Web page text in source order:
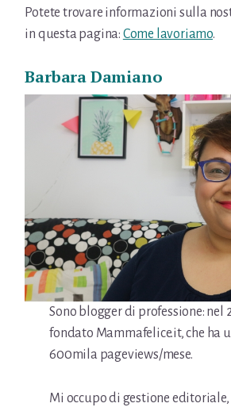
Potete trovare informazioni sulla
in questa pagina: Come lavoriamo.
Barbara Damiano
Sono blogger di professione: nel
fondato Mammafelice.it, che ha
600mila pageviews/mese.
Mi occupo di gestione